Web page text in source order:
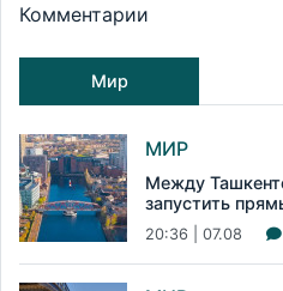
Комментарии
Мир
МИР
Между
запустить
20:36 | 07.08